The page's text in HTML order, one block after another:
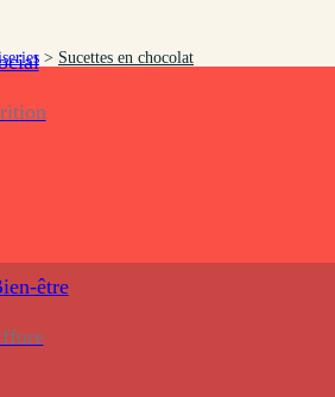
être
> Sucettes en chocolat